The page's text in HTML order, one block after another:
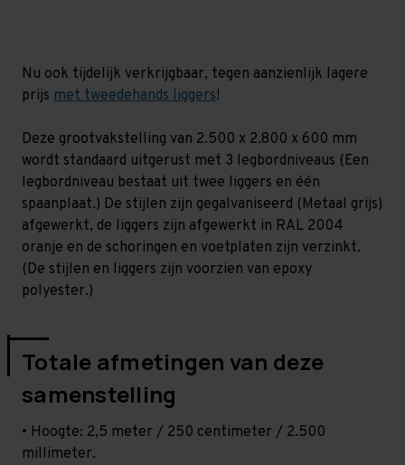
Nu ook tijdelijk verkrijgbaar, tegen aanzienlijk lagere
prijs met tweedehands liggers!
Deze grootvakstelling van 2.500 x 2.800 x 600 mm
wordt standaard uitgerust met 3 legbordniveaus (Een
legbordniveau bestaat uit twee liggers en één
spaanplaat.) De stijlen zijn gegalvaniseerd (Metaal grijs)
afgewerkt, de liggers zijn afgewerkt in RAL 2004
oranje en de schoringen en voetplaten zijn verzinkt.
(De stijlen en liggers zijn voorzien van epoxy
polyester.)
Totale afmetingen van deze
samenstelling
• Hoogte: 2,5 meter / 250 centimeter / 2.500
millimeter.